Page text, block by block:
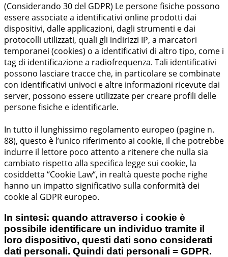
(Considerando 30 del GDPR) Le persone fisiche possono
essere associate a identificativi online prodotti dai
dispositivi, dalle applicazioni, dagli strumenti e dai
protocolli utilizzati, quali gli indirizzi IP, a marcatori
temporanei (cookies) o a identificativi di altro tipo, come i
tag di identificazione a radiofrequenza. Tali identificativi
possono lasciare tracce che, in particolare se combinate
con identificativi univoci e altre informazioni ricevute dai
server, possono essere utilizzate per creare profili delle
persone fisiche e identificarle.
In tutto il lunghissimo regolamento europeo (pagine n.
88), questo è l’unico riferimento ai cookie, il che potrebbe
indurre il lettore poco attento a ritenere che nulla sia
cambiato rispetto alla specifica legge sui cookie, la
cosiddetta “Cookie Law“, in realtà queste poche righe
hanno un impatto significativo sulla conformità dei
cookie al GDPR europeo.
In sintesi: quando attraverso i cookie è
possibile identificare un individuo tramite il
loro dispositivo, questi dati sono considerati
dati personali. Quindi dati personali = GDPR.